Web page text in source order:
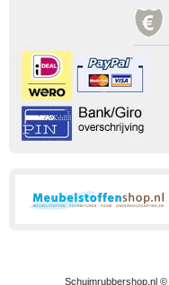
Schuimrubbershop.nl